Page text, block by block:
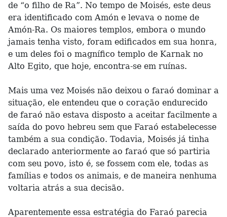
de “o filho de Ra”. No tempo de Moisés, este deus
era identificado com Amón e levava o nome de
Amón-Ra. Os maiores templos, embora o mundo
jamais tenha visto, foram edificados em sua honra,
e um deles foi o magnífico templo de Karnak no
Alto Egito, que hoje, encontra-se em ruínas.
Mais uma vez Moisés não deixou o faraó dominar a
situação, ele entendeu que o coração endurecido
de faraó não estava disposto a aceitar facilmente a
saída do povo hebreu sem que Faraó estabelecesse
também a sua condição. Todavia, Moisés já tinha
declarado anteriormente ao faraó que só partiria
com seu povo, isto é, se fossem com ele, todas as
famílias e todos os animais, e de maneira nenhuma
voltaria atrás a sua decisão.
Aparentemente essa estratégia do Faraó parecia